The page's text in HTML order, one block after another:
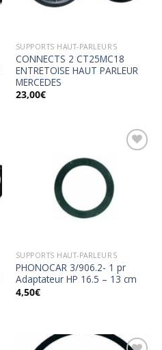
SUPPORTS HAUT-PARLEURS
CONNECTS 2 CT25MC18
ENTRETOISE HAUT PARLEUR
MERCEDES
23,00€
SUPPORTS HAUT-PARLEURS
PHONOCAR 3/906.2- 1 pr
Adaptateur HP 16.5 – 13 cm
4,50€